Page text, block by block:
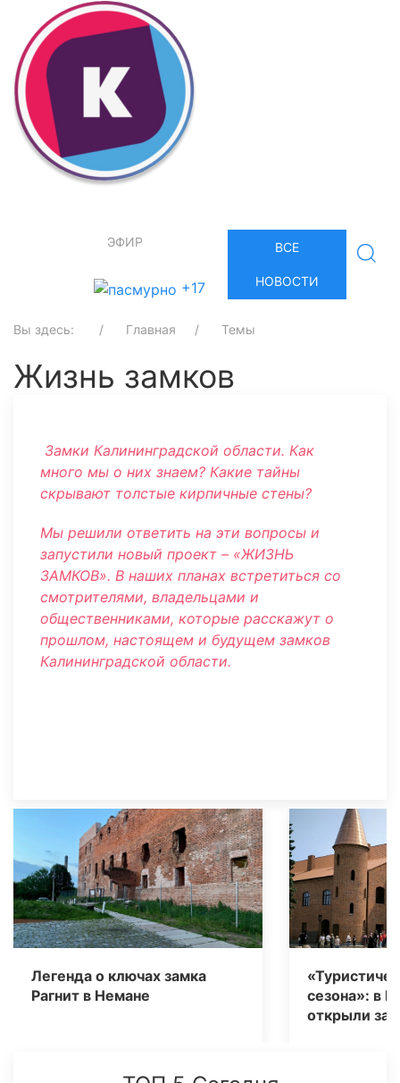
ЭФИР
+17
ВСЕ
НОВОСТИ
Вы здесь: Главная Темы
Жизнь замков
Замки Калининградской области. Как
много мы о них знаем? Какие тайны
скрывают толстые кирпичные стены?
Мы решили ответить на эти вопросы и
запустили новый проект – «ЖИЗНЬ
ЗАМКОВ». В наших планах встретиться со
смотрителями, владельцами и
общественниками, которые расскажут о
прошлом, настоящем и будущем замков
Калининградской области.
Легенда о ключах замка
Рагнит в Немане
сезона»: в
открыли